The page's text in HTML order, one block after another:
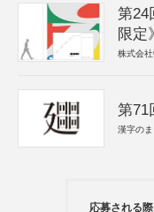
第24
限定》
株式会
第71
漢字の
応募される